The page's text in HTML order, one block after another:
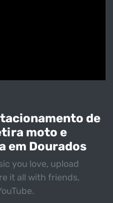
de
moto e
em Dourados
you love, upload
it all with friends,